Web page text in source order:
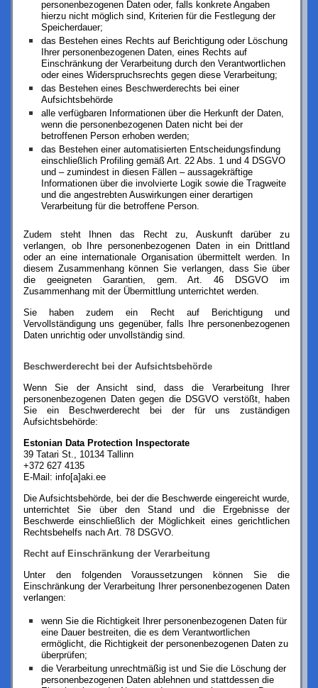
personenbezogenen Daten oder, falls konkrete Angaben
hierzu nicht möglich sind, Kriterien für die Festlegung der
Speicherdauer;
das Bestehen eines Rechts auf Berichtigung oder Löschung
Ihrer personenbezogenen Daten, eines Rechts auf
Einschränkung der Verarbeitung durch den Verantwortlichen
oder eines Widerspruchsrechts gegen diese Verarbeitung;
das Bestehen eines Beschwerderechts bei einer
Aufsichtsbehörde
alle verfügbaren Informationen über die Herkunft der Daten,
wenn die personenbezogenen Daten nicht bei der
betroffenen Person erhoben werden;
das Bestehen einer automatisierten Entscheidungsfindung
einschließlich Profiling gemäß Art. 22 Abs. 1 und 4 DSGVO
und – zumindest in diesen Fällen – aussagekräftige
Informationen über die involvierte Logik sowie die Tragweite
und die angestrebten Auswirkungen einer derartigen
Verarbeitung für die betroffene Person.
Zudem steht Ihnen das Recht zu, Auskunft darüber zu
verlangen, ob Ihre personenbezogenen Daten in ein Drittland
oder an eine internationale Organisation übermittelt werden. In
diesem Zusammenhang können Sie verlangen, dass Sie über
die geeigneten Garantien, gem. Art. 46 DSGVO im
Zusammenhang mit der Übermittlung unterrichtet werden.
Sie haben zudem ein Recht auf Berichtigung und
Vervollständigung uns gegenüber, falls Ihre personenbezogenen
Daten unrichtig oder unvollständig sind.
Beschwerderecht bei der Aufsichtsbehörde
Wenn Sie der Ansicht sind, dass die Verarbeitung Ihrer
personenbezogenen Daten gegen die DSGVO verstößt, haben
Sie ein Beschwerderecht bei der für uns zuständigen
Aufsichtsbehörde:
Estonian Data Protection Inspectorate
39 Tatari St., 10134 Tallinn
+372 627 4135
E-Mail: info[a]aki.ee
Die Aufsichtsbehörde, bei der die Beschwerde eingereicht wurde,
unterrichtet Sie über den Stand und die Ergebnisse der
Beschwerde einschließlich der Möglichkeit eines gerichtlichen
Rechtsbehelfs nach Art. 78 DSGVO.
Recht auf Einschränkung der Verarbeitung
Unter den folgenden Voraussetzungen können Sie die
Einschränkung der Verarbeitung Ihrer personenbezogenen Daten
verlangen:
wenn Sie die Richtigkeit Ihrer personenbezogenen Daten für
eine Dauer bestreiten, die es dem Verantwortlichen
ermöglicht, die Richtigkeit der personenbezogenen Daten zu
überprüfen;
die Verarbeitung unrechtmäßig ist und Sie die Löschung der
personenbezogenen Daten ablehnen und stattdessen die